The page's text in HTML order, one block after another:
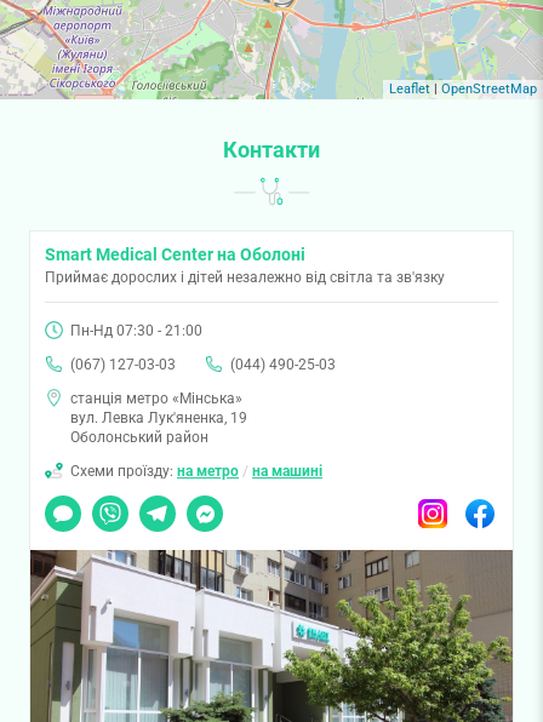
Leaflet| OpenStreetMap
Контакти
Smart Medical Center на Оболоні
Приймає дорослих і дітей незалежно від світла та зв'язку
Пн-Нд 07:30 - 21:00
(067) 127-03-03
(044) 490-25-03
станція метро «Мінська»
вул. Левка Лук'яненка, 19
Оболонський район
Схеми проїзду: на метро / на машині
Чат
Viber TelegramMessenger InstagramFacebook